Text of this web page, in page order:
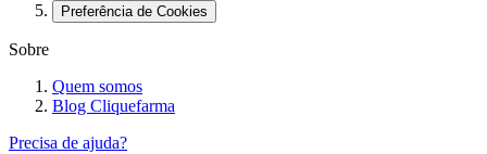
Preferência de Cookies
Sobre
Quem somos
Blog Cliquefarma
Precisa de ajuda?